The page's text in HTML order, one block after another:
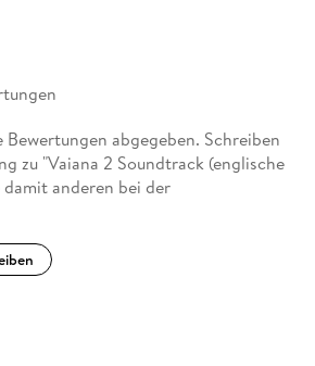
Bewertungen abgegeben. Schreiben
zu "Vaiana 2 Soundtrack (englische
anderen bei der